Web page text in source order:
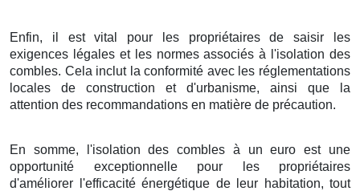
Enfin, il est vital pour les propriétaires de saisir les
exigences légales et les normes associés à l'isolation des
combles. Cela inclut la conformité avec les réglementations
locales de construction et d'urbanisme, ainsi que la
attention des recommandations en matière de précaution.
En somme, l'isolation des combles à un euro est une
opportunité exceptionnelle pour les propriétaires
d'améliorer l'efficacité énergétique de leur habitation, tout